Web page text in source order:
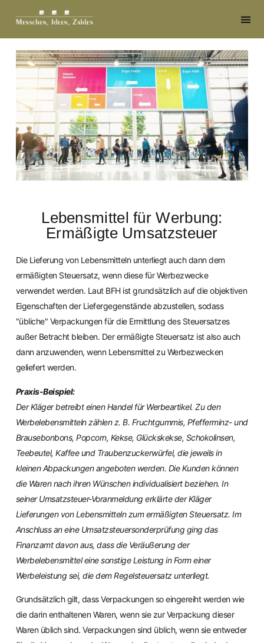
Lebensmittel für Werbung:
Ermäßigte Umsatzsteuer
Die Lieferung von Lebensmitteln unterliegt auch dann dem
ermäßigten Steuersatz, wenn diese für Werbezwecke
verwendet werden. Laut BFH ist grundsätzlich auf die objektiven
Eigenschaften der Liefergegenstände abzustellen, sodass
"übliche" Verpackungen für die Ermittlung des Steuersatzes
außer Betracht bleiben. Der ermäßigte Steuersatz ist also auch
dann anzuwenden, wenn Lebensmittel zu Werbezwecken
geliefert werden.
Praxis-Beispiel:
Der Kläger betreibt einen Handel für Werbeartikel. Zu den
Werbelebensmitteln zählen z. B. Fruchtgummis, Pfefferminz- und
Brausebonbons, Popcorn, Kekse, Glückskekse, Schokolinsen,
Teebeutel, Kaffee und Traubenzuckerwürfel, die jeweils in
kleinen Abpackungen angeboten werden. Die Kunden können
die Waren nach ihren Wünschen individualisiert beziehen. In
seiner Umsatzsteuer-Voranmeldung erklärte der Kläger
Lieferungen von Lebensmitteln zum ermäßigten Steuersatz. Im
Anschluss an eine Umsatzsteuersonderprüfung ging das
Finanzamt davon aus, dass die Veräußerung der
Werbelebensmittel eine sonstige Leistung in Form einer
Werbeleistung sei, die dem Regelsteuersatz unterliegt.
Grundsätzlich gilt, dass Verpackungen so eingereiht werden wie
die darin enthaltenen Waren, wenn sie zur Verpackung dieser
Waren üblich sind. Verpackungen sind üblich, wenn sie entweder